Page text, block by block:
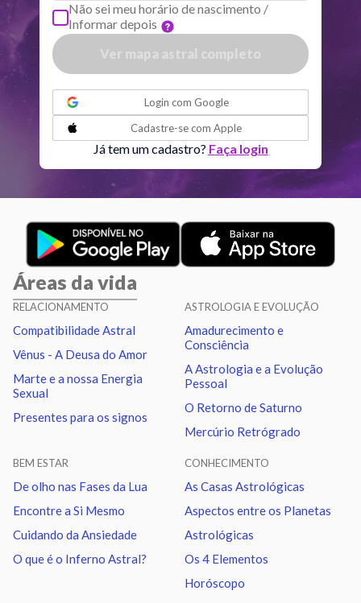
Quiron
Lilith Sag 25
Nodo norte
Aspectos ativos Orbe
Sextil Lua 7.97
Sol Conjunção
Sol Saturno
Lua Trígono Vênus
Júpiter
Lua Sextil Saturno
Lua Conjunção Urano
Netuno
Não sei meu horário de nascimento /
Informar depois
Login com Google
Cadastre-se com Apple
Já tem um cadastro? Faça login
Áreas da vida
RELACIONAMENTO
Compatibilidade Astral
Vênus - A Deusa do Amor
Marte e a nossa Energia
Sexual
Presentes para os signos
ASTROLOGIA E EVOLUÇÃO
Amadurecimento e
Consciência
A Astrologia e a Evolução
Pessoal
O Retorno de Saturno
Mercúrio Retrógrado
BEM ESTAR
De olho nas Fases da Lua
Encontre a Si Mesmo
Cuidando da Ansiedade
O que é o Inferno Astral?
CONHECIMENTO
As Casas Astrológicas
Aspectos entre os Planetas
Astrológicas
Os 4 Elementos
Horóscopo